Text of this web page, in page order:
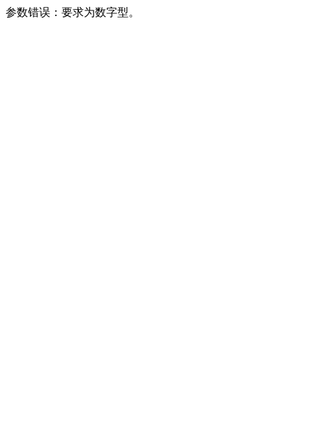
参数错误：要求为数字型。